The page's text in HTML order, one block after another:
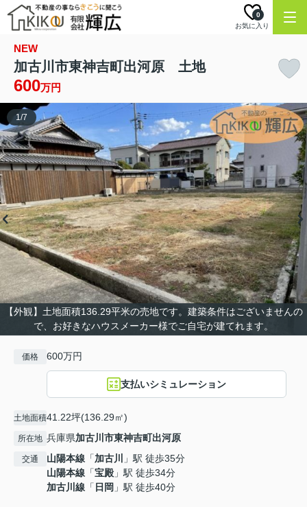
お気に入り
0
NEW
加古川市東神吉町出河原 土地
600万円
【外観】土地面積136.29平米の売地です。建築条件はございませんの
で、お好きなハウスメーカー様でご自宅が建てれます。
1/7
価格 600万円
支払いシミュレーション
土地面積41.22坪(136.29㎡)
所在地 兵庫県加古川市東神吉町出河原
交通 山陽本線 「加古川
」駅 徒歩35分
山陽本線 「宝殿 」駅 徒歩34分
加古川線 「 日岡 」駅 徒歩40分